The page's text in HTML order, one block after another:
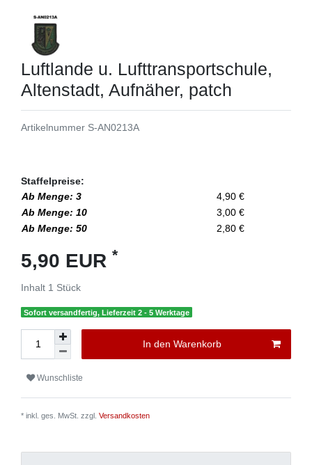
Luftlande u. Lufttransportschule,
Altenstadt, Aufnäher, patch
Artikelnummer S-AN0213A
Staffelpreise:
Ab Menge: 3
4,90 €
Ab Menge: 10
3,00 €
Ab Menge: 50
2,80 €
5,90 EUR *
Inhalt 1 Stück
Sofort versandfertig, Lieferzeit 2 - 5 Werktage
In den Warenkorb
Wunschliste
* inkl. ges. MwSt. zzgl. Versandkosten